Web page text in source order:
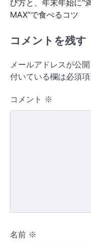
ゲ
ョ
ン
び方と、年末年始に“
MAX”で食べるコツ
コメントを残す
メールアドレスが公
付いている欄は必須
コメント ※
名前 ※